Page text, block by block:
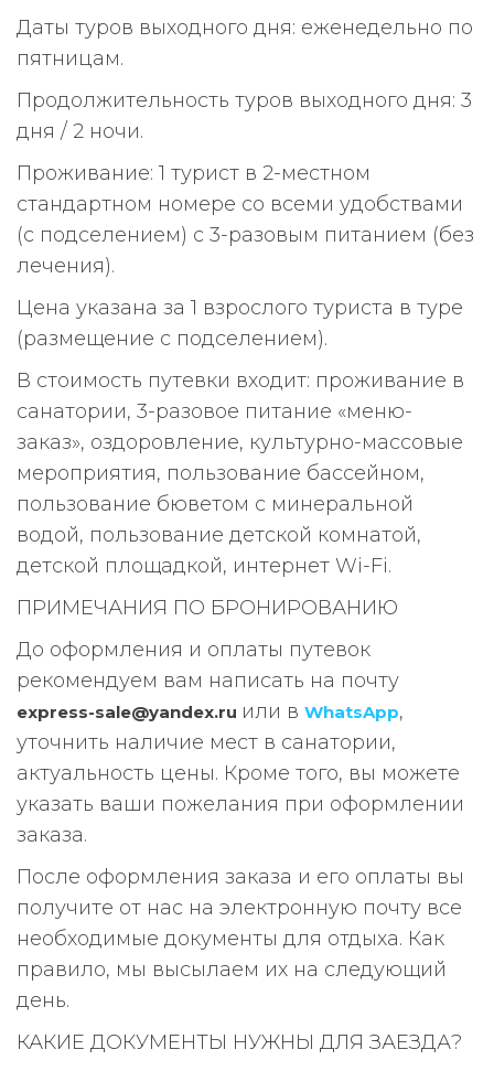
Даты туров выходного дня: еженедельно по
пятницам.
Продолжительность туров выходного дня: 3
дня / 2 ночи.
Проживание: 1 турист в 2-местном
стандартном номере со всеми удобствами
(с подселением) с 3-разовым питанием (без
лечения).
Цена указана за 1 взрослого туриста в туре
(размещение с подселением).
В стоимость путевки входит: проживание в
санатории, 3-разовое питание «меню-
заказ», оздоровление, культурно-массовые
мероприятия, пользование бассейном,
пользование бюветом с минеральной
водой, пользование детской комнатой,
детской площадкой, интернет Wi-Fi.
ПРИМЕЧАНИЯ ПО БРОНИРОВАНИЮ
До оформления и оплаты путевок
рекомендуем вам написать на почту
express-sale@yandex.ru или в WhatsApp,
уточнить наличие мест в санатории,
актуальность цены. Кроме того, вы можете
указать ваши пожелания при оформлении
заказа.
После оформления заказа и его оплаты вы
получите от нас на электронную почту все
необходимые документы для отдыха. Как
правило, мы высылаем их на следующий
день.
КАКИЕ ДОКУМЕНТЫ НУЖНЫ ДЛЯ ЗАЕЗДА?